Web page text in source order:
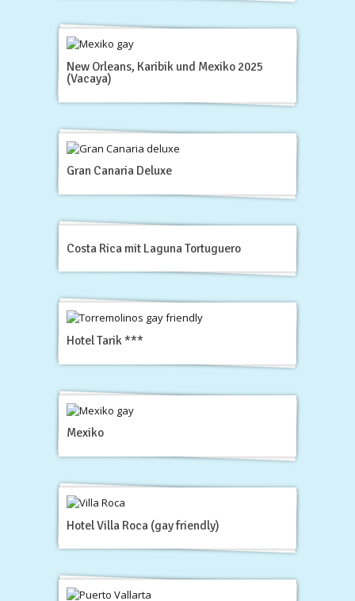
New Orleans, Karibik und Mexiko 2025
(Vacaya)
Gran Canaria Deluxe
Costa Rica mit Laguna Tortuguero
Hotel Tarik ***
Mexiko
Hotel Villa Roca (gay friendly)